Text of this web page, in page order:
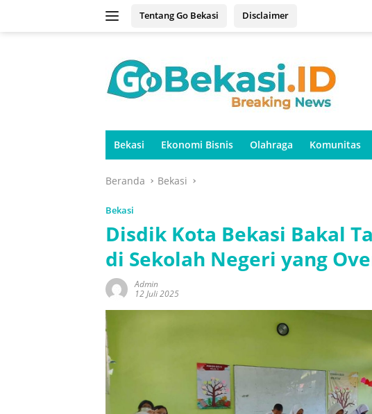
Tentang Go Bekasi Disclaimer
Bekasi Ekonomi Bisnis Olahraga Komunitas
Beranda Bekasi
Bekasi
Disdik Kota Bekasi Bakal
di Sekolah Negeri yang
Admin
12 Juli 2025